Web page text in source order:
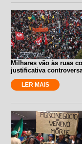
Milhares vão às ruas
justificativa
LER MAIS